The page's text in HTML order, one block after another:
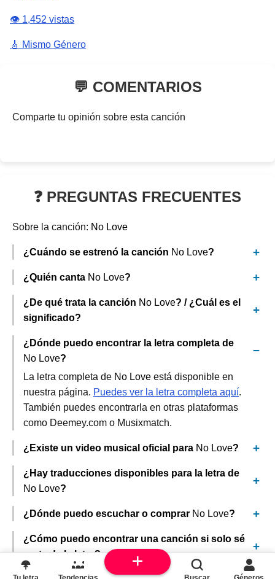
👁️ 1,452 vistas
🎸 Mismo Género
💬 COMENTARIOS
Comparte tu opinión sobre esta canción
❓ PREGUNTAS FRECUENTES
Sobre la canción: No Love
¿Cuándo se estrenó la canción No Love?
¿Quién canta No Love?
¿De qué trata la canción No Love? / ¿Cuál es el
significado?
¿Dónde puedo encontrar la letra completa de
No Love?
La letra completa de No Love está disponible en
nuestra página. Puedes ver la letra completa aquí.
También puedes encontrarla en otras plataformas
como Deemey.com o Musixmatch.
¿Existe un video musical oficial para No Love?
¿Hay traducciones disponibles para la letra de
No Love?
¿Dónde puedo escuchar o comprar No Love?
¿Cómo puedo encontrar una canción si solo sé
parte de la letra?